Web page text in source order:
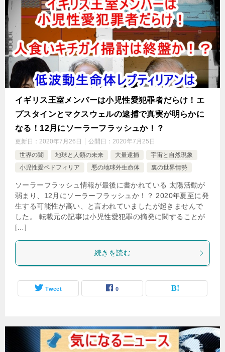
イギリス王室メンバーは小児性愛犯罪者だらけ！エ
プスタインとマクスウェルの逮捕で真実が明らかに
なる！12月にソーラーフラッシュか！？
更新日： 2020年7月26日 公開日： 2020年7月25日
世界の闇
地球と人類の未来 大量逮捕
宇宙と自然現象
小児性愛ペドフィリア
悪の地球外生命体 裏の世界情勢
ソーラーフラッシュ情報が最後に書かれている 太陽活動が
弱まり、12月にソーラーフラッシュか！？ 2020年夏至に発
生する可能性が高い、と言われていましたが起きませんで
した。 転載元の記事は小児性愛犯罪の摘発に関することが
[…]
続きを読む
Tweet 0